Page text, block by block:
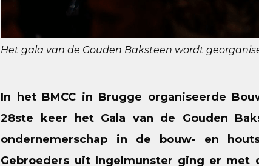
Het gala van de Gouden Baksteen wordt
In het BMCC in Brugge organiseerde
28ste keer het Gala van de Gouden
ondernemerschap in de bouw- en
Gebroeders uit Ingelmunster ging er met